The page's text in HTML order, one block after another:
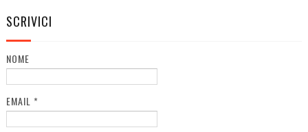
SCRIVICI
NOME
EMAIL *